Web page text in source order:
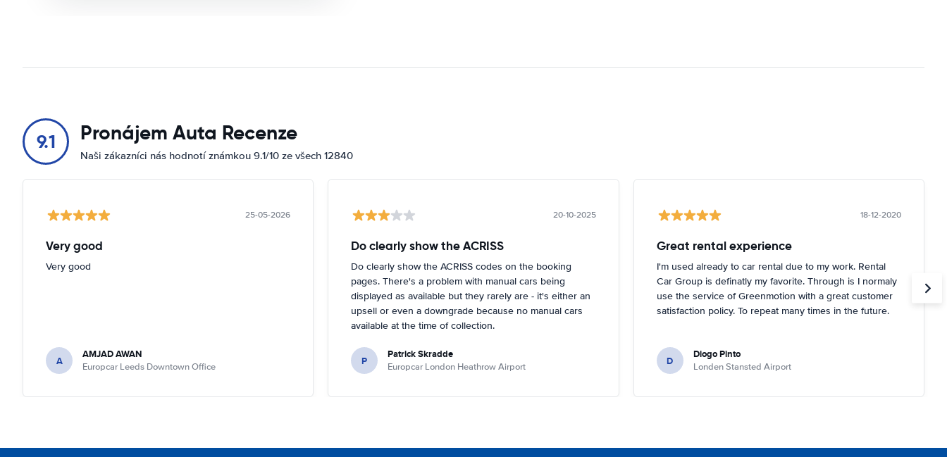
9.1 Pronájem Auta Recenze
Naši zákazníci nás hodnotí známkou 9.1/10 ze všech 12840
25-05-2026
Very good
Very good
A AMJAD AWAN
Europcar Leeds Downtown Office
20-10-2025
Do clearly show the ACRISS
Do clearly show the ACRISS codes on the booking
pages. There's a problem with manual cars being
displayed as available but they rarely are - it's either an
upsell or even a downgrade because no manual cars
available at the time of collection.
P Patrick Skradde
Europcar London Heathrow Airport
18-12-2020
Great rental experience
I'm used already to car rental due to my work. Rental
Car Group is definatly my favorite. Through is I normaly
use the service of Greenmotion with a great customer
satisfaction policy. To repeat many times in the future.
D Diogo Pinto
Londen Stansted Airport